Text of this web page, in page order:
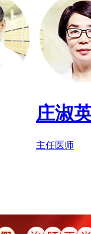
庄淑
主任医师